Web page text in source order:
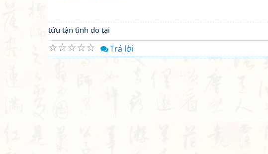
tửu tận tình do tại
☆
☆
☆
☆
☆ Trả lời